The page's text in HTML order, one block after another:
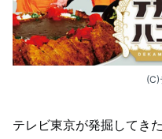
(C)
テレビ東京が発掘してき